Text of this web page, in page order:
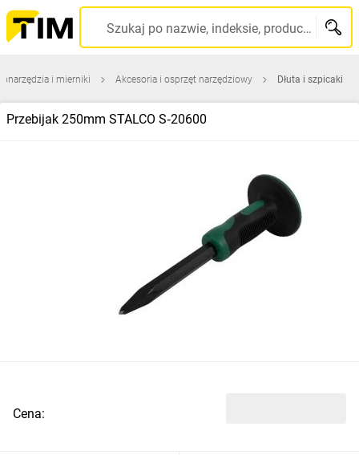
Szukaj po nazwie, indeksie, producencie, kodzie kreskowym...
i mierniki Akcesoria i osprzęt narzędziowy Dłuta i szpicaki
Przebijak 250mm STALCO S‑20600
Cena: